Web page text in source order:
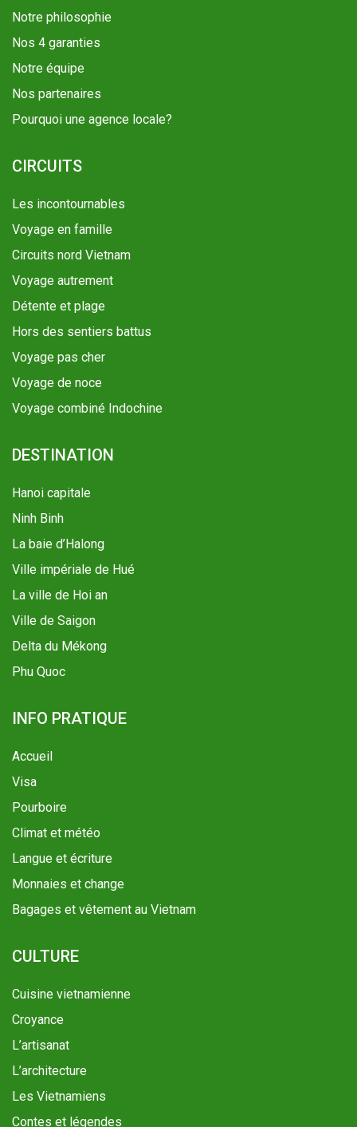
Notre philosophie
Nos 4 garanties
Notre équipe
Nos partenaires
Pourquoi une agence locale?
CIRCUITS
Les incontournables
Voyage en famille
Circuits nord Vietnam
Voyage autrement
Détente et plage
Hors des sentiers battus
Voyage pas cher
Voyage de noce
Voyage combiné Indochine
DESTINATION
Hanoi capitale
Ninh Binh
La baie d’Halong
Ville impériale de Hué
La ville de Hoi an
Ville de Saigon
Delta du Mékong
Phu Quoc
INFO PRATIQUE
Accueil
Visa
Pourboire
Climat et météo
Langue et écriture
Monnaies et change
Bagages et vêtement au Vietnam
CULTURE
Cuisine vietnamienne
Croyance
L’artisanat
L’architecture
Les Vietnamiens
Contes et légendes